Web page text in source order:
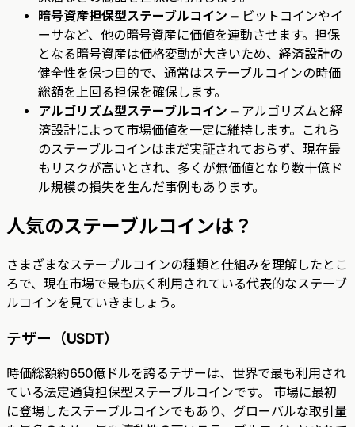
暗号資産担保型ステーブルコイン – ビットコインやイ
ーサなど、他の暗号資産に価値を連動させます。担保
となる暗号資産は価格変動が大きいため、経済設計の
健全性を保つ目的で、通常はステーブルコインの時価
総額を上回る担保を確保します。
アルゴリズム型ステーブルコイン – アルゴリズムと経
済設計によって市場価値を一定に維持します。これら
のステーブルコインはまだ実証されておらず、現在最
もリスクが高いとされ、多くが無価値となり数十億ド
ル規模の損失を生んだ事例もあります。
人気のステーブルコインは？
さまざまなステーブルコインの種類と仕組みを理解したとこ
ろで、現在市場で最も広く利用されている代表的なステーブ
ルコインを見ていきましょう。
テザー（USDT）
時価総額約650億ドルを誇るテザーは、世界で最も利用され
ている法定通貨担保型ステーブルコインです。 市場に最初
に登場したステーブルコインでもあり、グローバルな取引量